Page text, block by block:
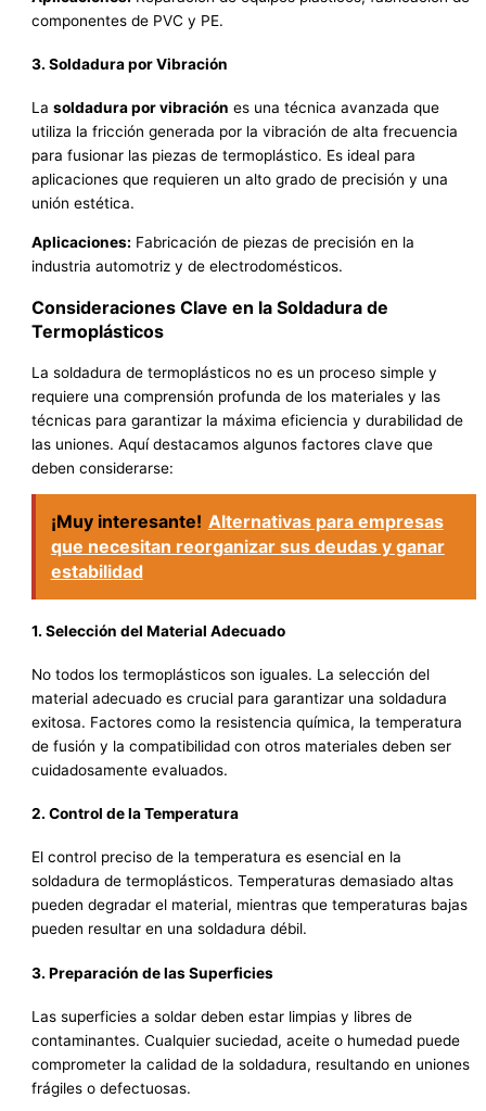
componentes de PVC y PE.
3. Soldadura por Vibración
Lasoldadura por vibración es una técnica avanzada que
utiliza la fricción generada por la vibración de alta frecuencia
para fusionar las piezas de termoplástico. Es ideal para
aplicaciones que requieren un alto grado de precisión y una
unión estética.
Aplicaciones: Fabricación de piezas de precisión en la
industria automotriz y de electrodomésticos.
Consideraciones Clave en la Soldadura de
Termoplásticos
La soldadura de termoplásticos no es un proceso simple y
requiere una comprensión profunda de los materiales y las
técnicas para garantizar la máxima eficiencia y durabilidad de
las uniones. Aquí destacamos algunos factores clave que
deben considerarse:
¡Muy interesante! Alternativas para empresas
que necesitan reorganizar sus deudas y ganar
estabilidad
1. Selección del Material Adecuado
No todos los termoplásticos son iguales. La selección del
material adecuado es crucial para garantizar una soldadura
exitosa. Factores como la resistencia química, la temperatura
de fusión y la compatibilidad con otros materiales deben ser
cuidadosamente evaluados.
2. Control de la Temperatura
El control preciso de la temperatura es esencial en la
soldadura de termoplásticos. Temperaturas demasiado altas
pueden degradar el material, mientras que temperaturas bajas
pueden resultar en una soldadura débil.
3. Preparación de las Superficies
Las superficies a soldar deben estar limpias y libres de
contaminantes. Cualquier suciedad, aceite o humedad puede
comprometer la calidad de la soldadura, resultando en uniones
frágiles o defectuosas.